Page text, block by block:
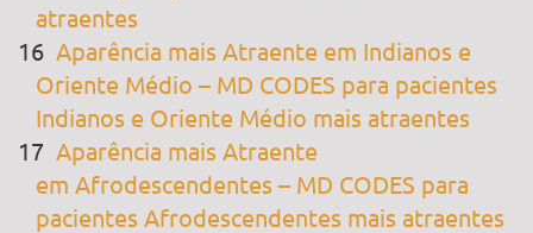
atraentes
Aparência mais Atraente em Indianos e
Oriente Médio – MD CODES para pacientes
Indianos e Oriente Médio mais atraentes
Aparência mais Atraente
em Afrodescendentes – MD CODES para
pacientes Afrodescendentes mais atraentes